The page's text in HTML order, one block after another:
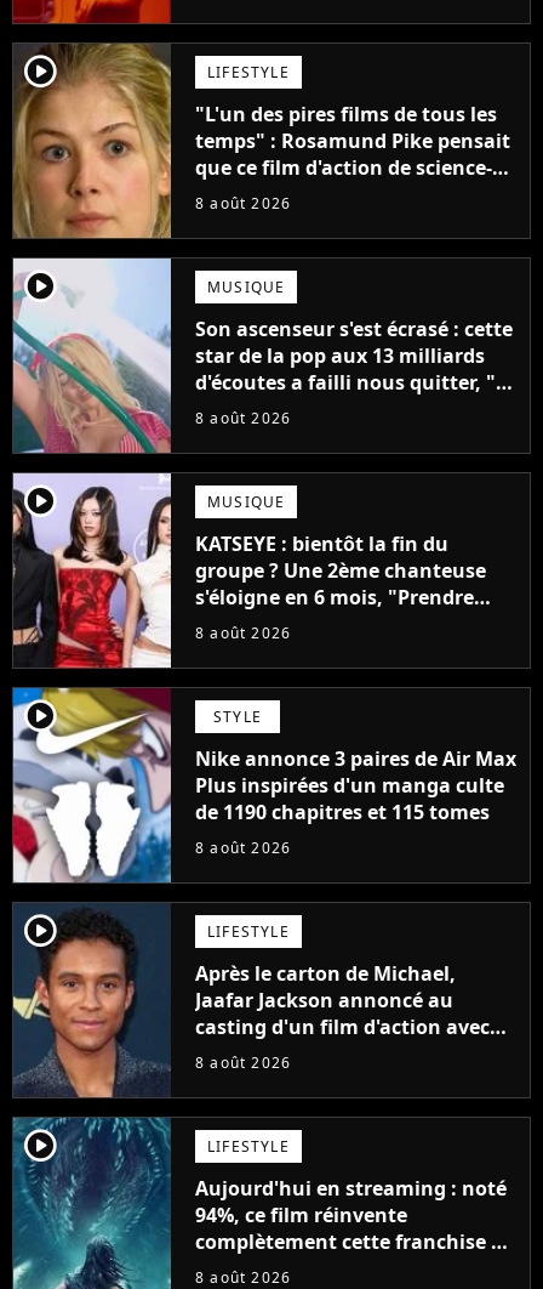
player2 LIFESTYLE
"L'un des pires films de tous les
temps" : Rosamund Pike pensait
que ce film d'action de science-
fiction avec Dwayne Johnson
8 août 2026
player2 MUSIQUE
Son ascenseur s'est écrasé : cette
star de la pop aux 13 milliards
d'écoutes a failli nous quitter, "Je
pensais ne plus jamais chanter"
8 août 2026
player2 MUSIQUE
KATSEYE : bientôt la fin du
groupe ? Une 2ème chanteuse
s'éloigne en 6 mois, "Prendre
cette décision n’a pas été facile"
8 août 2026
player2 STYLE
Nike annonce 3 paires de Air Max
Plus inspirées d'un manga culte
de 1190 chapitres et 115 tomes
8 août 2026
player2 LIFESTYLE
Après le carton de Michael,
Jaafar Jackson annoncé au
casting d'un film d'action avec
Will Smith
8 août 2026
player2 LIFESTYLE
Aujourd'hui en streaming : noté
94%, ce film réinvente
complètement cette franchise de
science-fiction vieille de 40 ans
8 août 2026